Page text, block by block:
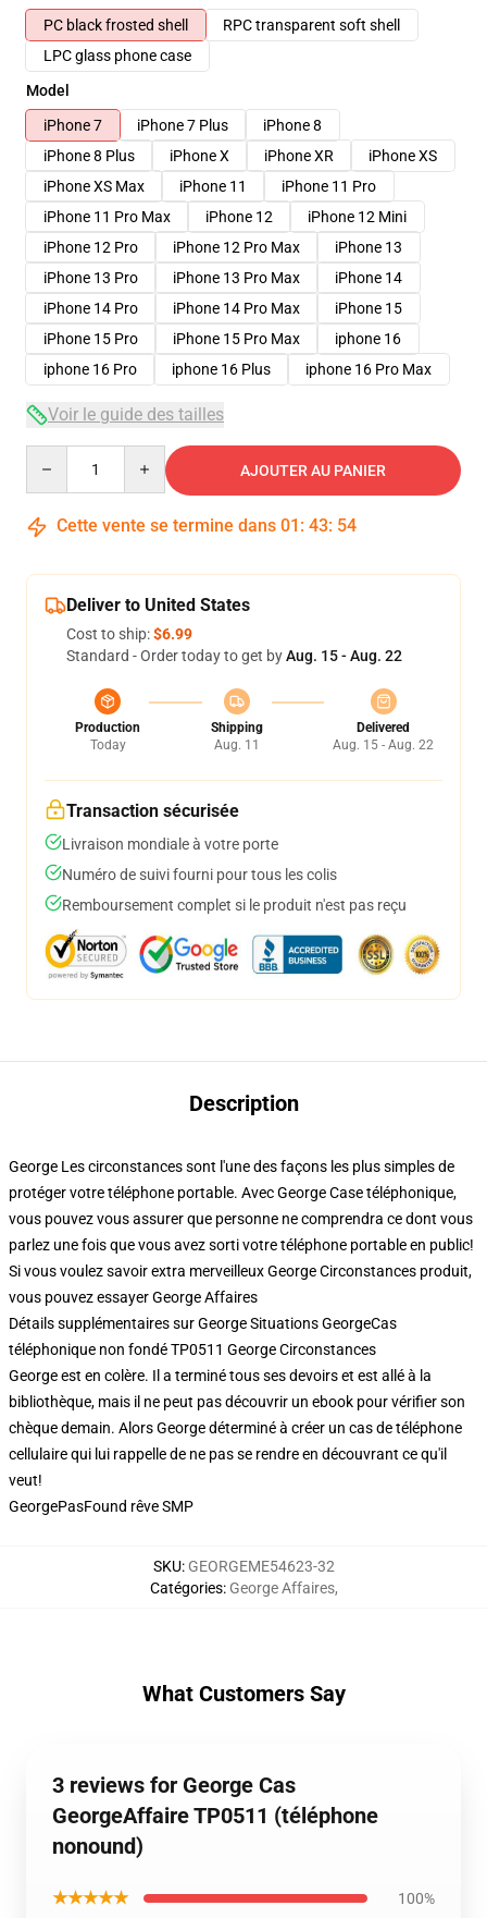
PC black frosted shell
RPC transparent soft shell
LPC glass phone case
Model
iPhone 7
iPhone 7 Plus
iPhone 8
iPhone 8 Plus
iPhone X iPhone XR
iPhone XS
iPhone XS Max
iPhone 11
iPhone 11 Pro
iPhone 11 Pro Max
iPhone 12
iPhone 12 Mini
iPhone 12 Pro
iPhone 12 Pro Max
iPhone 13
iPhone 13 Pro
iPhone 13 Pro Max
iPhone 14
iPhone 14 Pro
iPhone 14 Pro Max
iPhone 15
iPhone 15 Pro
iPhone 15 Pro Max
iphone 16
iphone 16 Pro
iphone 16 Plus iphone 16 Pro Max
Voir le guide des tailles
AJOUTER AU PANIER
Cette vente se termine dans 01 : 43: 54
Deliver to United States
Cost to ship:$6.99
Standard - Order today to get byAug. 15 - Aug. 22
Production
Today
Shipping
Aug. 11
Delivered
Aug. 15 - Aug. 22
Transaction sécurisée
Livraison mondiale à votre porte
Numéro de suivi fourni pour tous les colis
Remboursement complet si le produit n'est pas reçu
Description
George Les circonstances sont l'une des façons les plus simples de
protéger votre téléphone portable. Avec George Case téléphonique,
vous pouvez vous assurer que personne ne comprendra ce dont vous
parlez une fois que vous avez sorti votre téléphone portable en public!
Si vous voulez savoir extra merveilleux George Circonstances produit,
vous pouvez essayerGeorge Affaires
Détails supplémentaires sur George Situations GeorgeCas
téléphonique non fondé TP0511 George Circonstances
George est en colère. Il a terminé tous ses devoirs et est allé à la
bibliothèque, mais il ne peut pas découvrir un ebook pour vérifier son
chèque demain. Alors George déterminé à créer un cas de téléphone
cellulaire qui lui rappelle de ne pas se rendre en découvrant ce qu'il
veut!
GeorgePasFound rêve SMP
SKU: GEORGEME54623-32
Catégories: George Affaires,
What Customers Say
3 reviews for George Cas
GeorgeAffaire TP0511 (téléphone
nonound)
★★★★★ 100%